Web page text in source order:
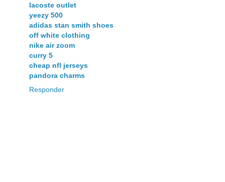
lacoste outlet
yeezy 500
adidas stan smith shoes
off white clothing
nike air zoom
curry 5
cheap nfl jerseys
pandora charms
Responder